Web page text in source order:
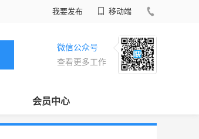
我要发布 移动端
微信公众号
查看更多工作
会员中心